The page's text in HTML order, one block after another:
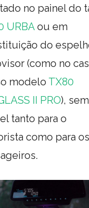
no painel do
URBA ou em
do
(como no
modelo TX80
II PRO),
tanto para o
como para os